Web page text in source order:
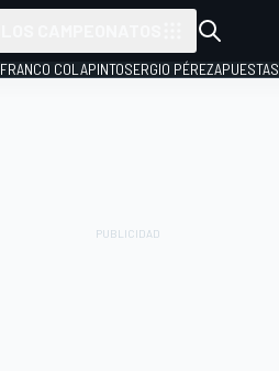
FRANCO COLAPINTOSERGIO PÉREZAPUESTAS